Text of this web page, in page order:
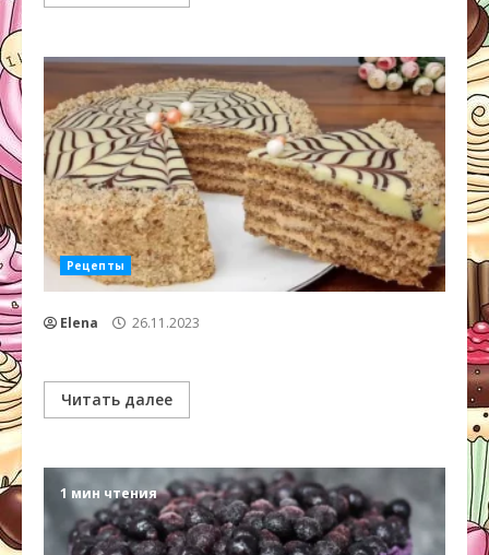
Рецепты
Elena 26.11.2023
Читать далее
1 мин чтения